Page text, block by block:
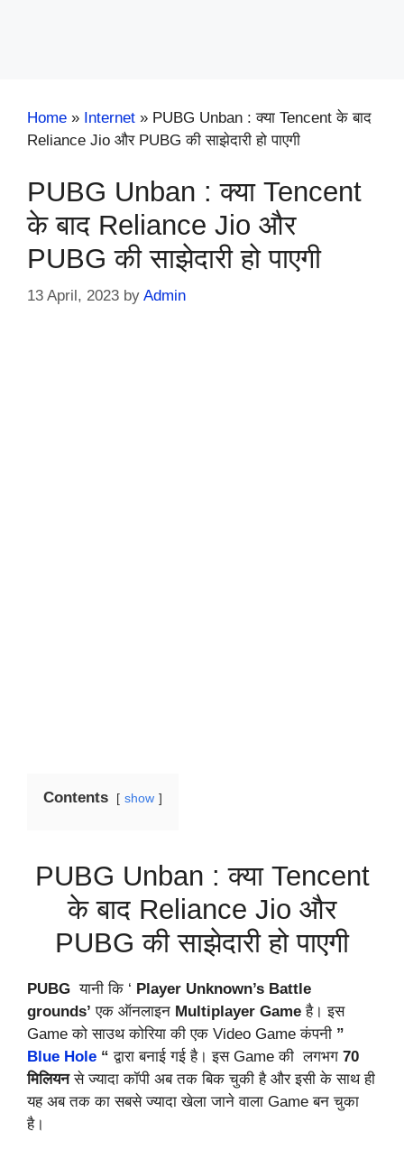
Home » Internet » PUBG Unban : क्या Tencent के बाद
Reliance Jio और PUBG की साझेदारी हो पाएगी
PUBG Unban : क्या Tencent
के बाद Reliance Jio और
PUBG की साझेदारी हो पाएगी
13 April, 2023 by Admin
Contents show
PUBG Unban : क्या Tencent
के बाद Reliance Jio और
PUBG की साझेदारी हो पाएगी
PUBG यानी कि ‘ Player Unknown’s Battle
grounds’ एक ऑनलाइन Multiplayer Game है। इस
Game को साउथ कोरिया की एक Video Game कंपनी ”
Blue Hole “ द्वारा बनाई गई है। इस Game की लगभग 70
मिलियनसे ज्यादा कॉपी अब तक बिक चुकी है और इसी के साथ ही
यह अब तक का सबसे ज्यादा खेला जाने वाला Game बन चुका
है।